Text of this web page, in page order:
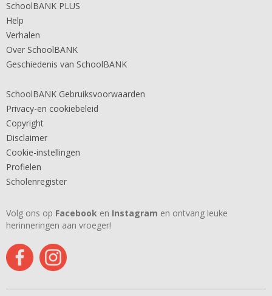
SchoolBANK PLUS
Help
Verhalen
Over SchoolBANK
Geschiedenis van SchoolBANK
SchoolBANK Gebruiksvoorwaarden
Privacy-en cookiebeleid
Copyright
Disclaimer
Cookie-instellingen
Profielen
Scholenregister
Volg ons op Facebook en Instagram en ontvang leuke
herinneringen aan vroeger!